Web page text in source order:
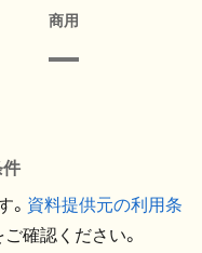
商用
。 資料提供元の利用条
ご確認ください。